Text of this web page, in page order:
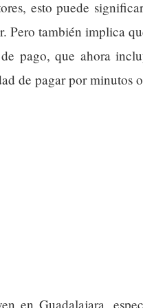
esto puede
Pero también implica
pago, que ahora
de pagar por minutos
en Guadalajara,